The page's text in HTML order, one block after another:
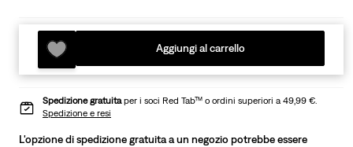
Aggiungi al carrello
Spedizione gratuitaper i soci Red Tab™ o ordini superiori a 49,99 €.
Spedizione e resi
L'opzione di spedizione gratuita a un negozio potrebbe essere